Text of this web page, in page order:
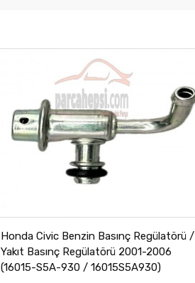
Honda Civic Benzin Basınç Regülatörü /
Yakıt Basınç Regülatörü 2001-2006
(16015-S5A-930 / 16015S5A930)